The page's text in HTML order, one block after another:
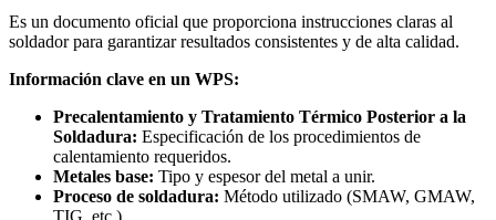
Es un documento oficial que proporciona instrucciones claras al
soldador para garantizar resultados consistentes y de alta calidad.
Información clave en un WPS:
Precalentamiento y Tratamiento Térmico Posterior a la
Soldadura: Especificación de los procedimientos de
calentamiento requeridos.
Metales base: Tipo y espesor del metal a unir.
Proceso de soldadura: Método utilizado (SMAW, GMAW,
TIG, etc.).